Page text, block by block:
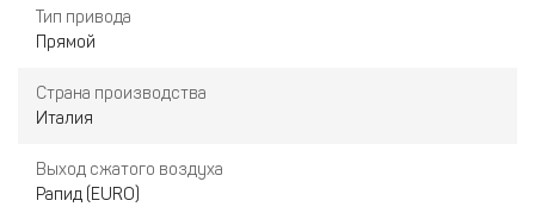
Тип привода
Прямой
Страна производства
Италия
Выход сжатого воздуха
Рапид (EURO)